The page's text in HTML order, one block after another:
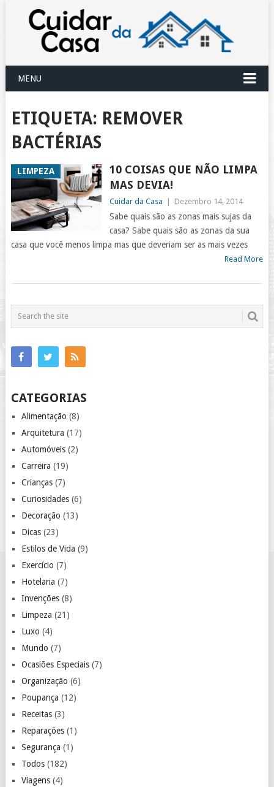
MENU
ETIQUETA: REMOVER
BACTÉRIAS
LIMPEZA
10 COISAS QUE NÃO LIMPA
MAS DEVIA!
Cuidar da Casa Dezembro 14, 2014
Sabe quais são as zonas mais sujas da
casa? Sabe quais são as zonas da sua
casa que você menos limpa mas que deveriam ser as mais vezes
Read More
CATEGORIAS
Alimentação (8)
Arquitetura (17)
Automóveis(2)
Carreira (19)
Crianças(7)
Curiosidades(6)
Decoração (13)
Dicas(23)
Estilos de Vida (9)
Exercício (7)
Hotelaria (7)
Invenções(8)
Limpeza (21)
Luxo (4)
Mundo (7)
Ocasiões Especiais(7)
Organização (6)
Poupança (12)
Receitas(3)
Reparações(1)
Segurança (1)
Todos(182)
Viagens(4)